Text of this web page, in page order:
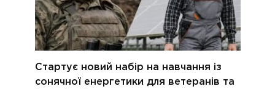
Стартує новий набір на навчання із
сонячної енергетики для ветеранів та